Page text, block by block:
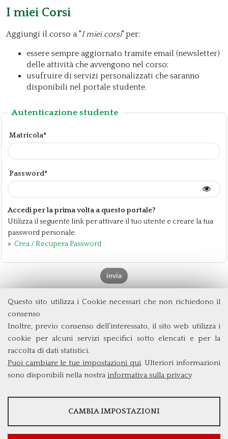
Questo sito utilizza i Cookie necessari che non richiedono il
consenso
Inoltre, previo consenso dell’interessato, il sito web utilizza i
cookie per alcuni servizi specifici sotto elencati e per la
raccolta di dati statistici.
Puoi cambiare le tue impostazioni qui. Ulteriori informazioni
sono disponibili nella nostra informativa sulla privacy
STATISTICHE
CAMBIA IMPOSTAZIONI
I miei Corsi
Aggiungi il corso a "I miei corsi" per:
essere sempre aggiornato tramite email (newsletter)
delle attività che avvengono nel corso;
usufruire di servizi personalizzati che saranno
disponibili nel portale studente.
Autenticazione studente
Matricola*
Password*
Accedi per la prima volta a questo portale?
Utilizza il seguente link per attivare il tuo utente e creare la tua
password personale.
» Crea / Recupera Password
Università degli Studi di Roma Tor Vergata
Via Columbia, 2
00133 Roma (Italia)
Tel. +39 06 7259 5572/5425
triennio@clem.uniroma2.it